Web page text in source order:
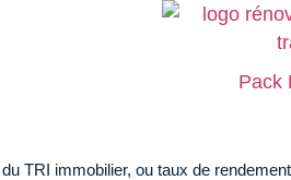
Pack
TRI immobilier, ou taux de